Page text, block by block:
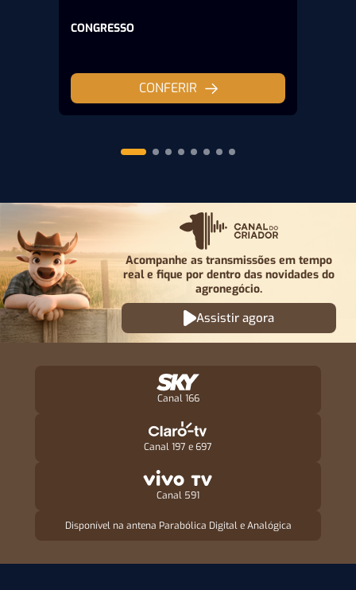
CONGRESSO
CONFERIR
Acompanhe as transmissões em tempo
real e fique pordentro das novidades do
agronegócio.
Assistir agora
Canal 166
Canal 197 e 697
Canal 591
Disponível na antena Parabólica Digital e Analógica